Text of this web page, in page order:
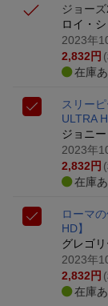
ジョー
ロイ・
2023年
2,832 円
在庫
スリー
ULTRA
ジョニ
2023年
2,832 円
在庫
ローマ
HD】
グレゴ
2023年
2,832 円
在庫